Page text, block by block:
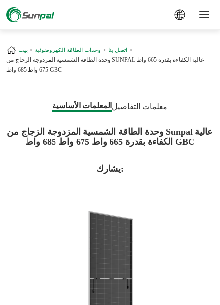
بيت وحدات الطاقة الكهروضوئية
اتصل بنا
وحدة الطاقة الشمسية المزدوجة الزجاج من SUNPAL عالية الكفاءة بقدرة 665 واط
675 واط 685 واط GBC
المعلمات الأساسية معلمات التفاصيل
وحدة الطاقة الشمسية المزدوجة الزجاج من Sunpal عالية
الكفاءة بقدرة 665 واط 675 واط 685 واط GBC
يشارك: